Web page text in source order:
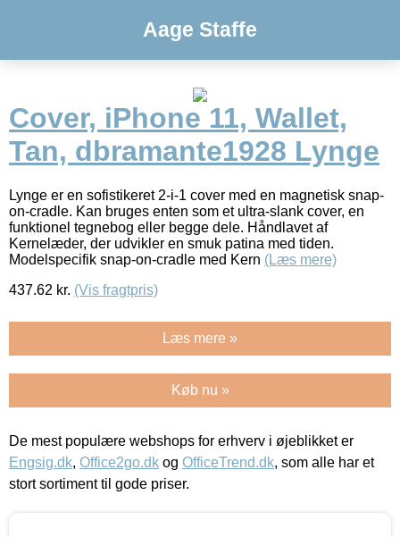
Aage Staffe
Cover, iPhone 11, Wallet,
Tan, dbramante1928 Lynge
Lynge er en sofistikeret 2-i-1 cover med en magnetisk snap-
on-cradle. Kan bruges enten som et ultra-slank cover, en
funktionel tegnebog eller begge dele. Håndlavet af
Kernelæder, der udvikler en smuk patina med tiden.
Modelspecifik snap-on-cradle med Kern (Læs mere)
437.62 kr. (Vis fragtpris)
Læs mere »
Køb nu »
De mest populære webshops for erhverv i øjeblikket er
Engsig.dk, Office2go.dk og OfficeTrend.dk, som alle har et
stort sortiment til gode priser.